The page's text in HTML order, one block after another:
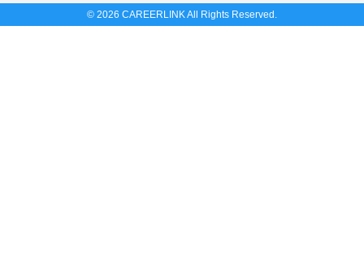
© 2026 CAREERLINK All Rights Reserved.